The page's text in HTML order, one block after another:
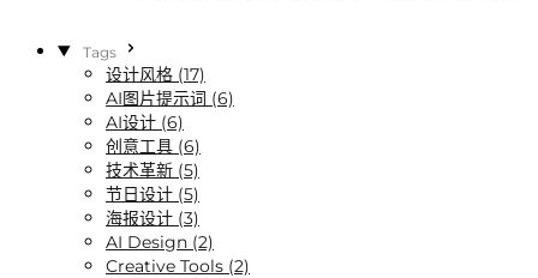
Tags
设计风格 (17)
AI图片提示词 (6)
AI设计 (6)
创意工具 (6)
技术革新 (5)
节日设计 (5)
海报设计 (3)
AI Design (2)
Creative Tools (2)